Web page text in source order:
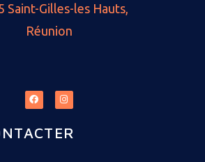
Saint-Gilles-les Hauts,
Réunion